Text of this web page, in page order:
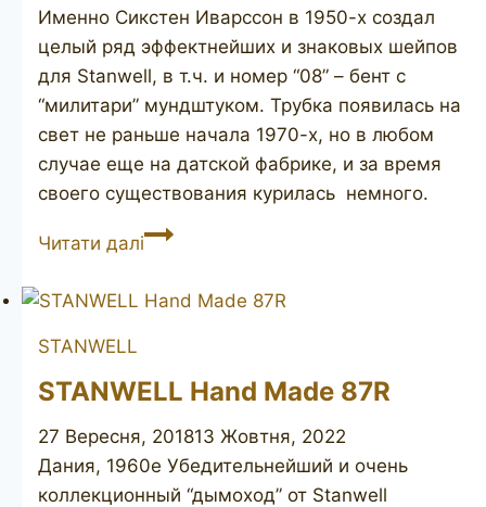
Именно Сикстен Иварссон в 1950-х создал
целый ряд эффектнейших и знаковых шейпов
для Stanwell, в т.ч. и номер “08” – бент с
“милитари” мундштуком. Трубка появилась на
свет не раньше начала 1970-х, но в любом
случае еще на датской фабрике, и за время
своего существования курилась ​ немного.
Читати даліSTANWELL
Luxe
STANWELL
STANWELL Hand Made 87R
27 Вересня, 201813 Жовтня, 2022
Дания, 1960е Убедительнейший и очень
коллекционный “дымоход” от Stanwell